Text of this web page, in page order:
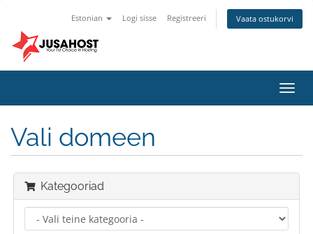
Estonian Logi sisse Registreeri Vaata ostukorvi
Vali domeen
Kategooriad